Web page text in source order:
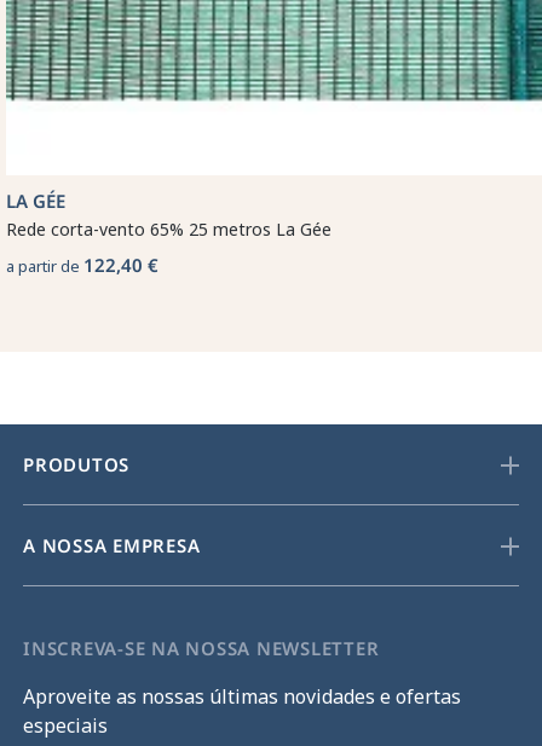
LA GÉE
Rede corta-vento 65% 25 metros La Gée
a partir de 122,40 €
PRODUTOS
A NOSSA EMPRESA
INSCREVA-SE NA NOSSA NEWSLETTER
Aproveite as nossas últimas novidades e ofertas
especiais